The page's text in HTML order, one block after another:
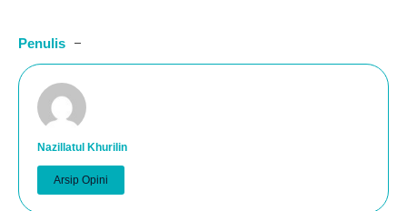
Penulis
Nazillatul Khurilin
Arsip Opini